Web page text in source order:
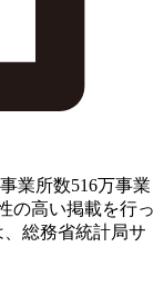
業所数516万事業
の高い掲載を行っ
総務省統計局サ